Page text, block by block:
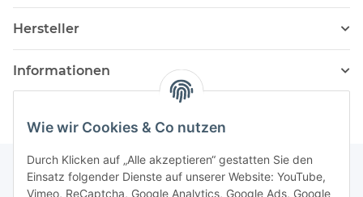
Wie wir Cookies & Co nutzen
Durch Klicken auf „Alle akzeptieren“ gestatten Sie den
Einsatz folgender Dienste auf unserer Website: YouTube,
Vimeo, ReCaptcha, Google Analytics, Google Ads, Google
Hersteller
Informationen